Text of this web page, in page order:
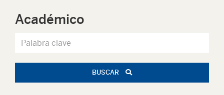
Académico
BUSCAR